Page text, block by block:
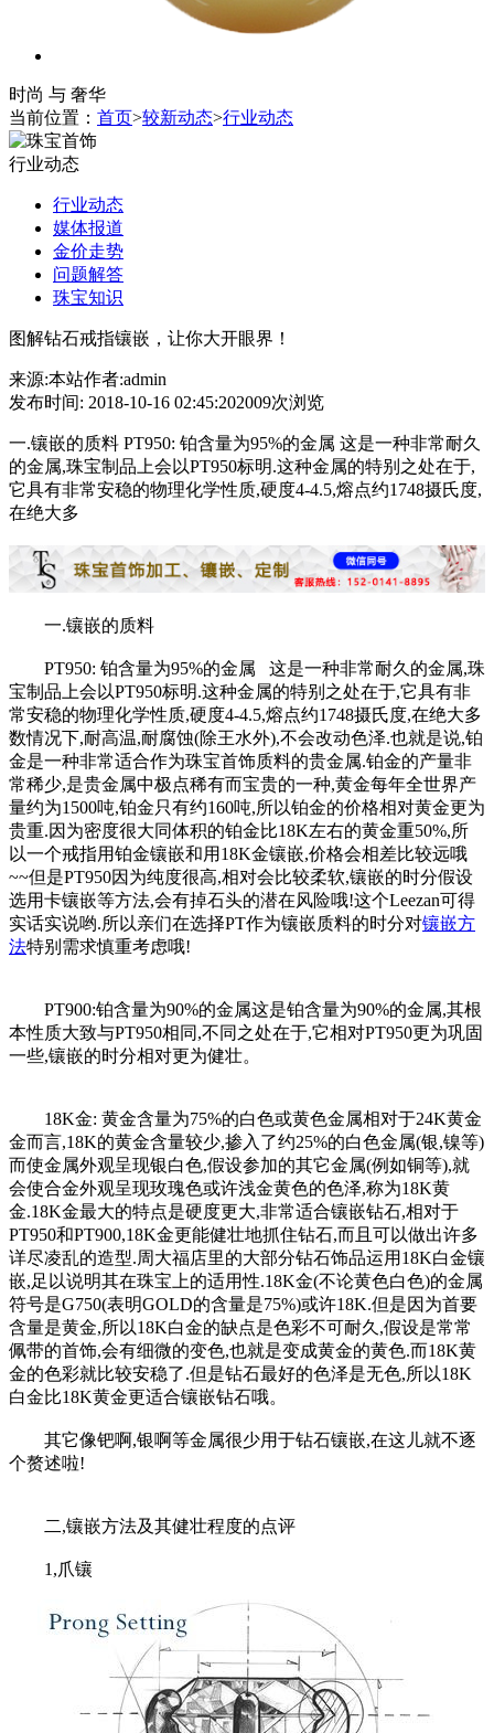
时尚 与 奢华
当前位置： 首页>较新动态>行业动态
行业动态
行业动态
媒体报道
金价走势
问题解答
珠宝知识
图解钻石戒指镶嵌，让你大开眼界！
来源:本站作者:admin
发布时间: 2018-10-16 02:45:202009次浏览
一.镶嵌的质料 PT950: 铂含量为95%的金属 这是一种非常耐久
的金属,珠宝制品上会以PT950标明.这种金属的特别之处在于,
它具有非常安稳的物理化学性质,硬度4-4.5,熔点约1748摄氏度,
在绝大多
一.镶嵌的质料
PT950: 铂含量为95%的金属 这是一种非常耐久的金属,珠
宝制品上会以PT950标明.这种金属的特别之处在于,它具有非
常安稳的物理化学性质,硬度4-4.5,熔点约1748摄氏度,在绝大多
数情况下,耐高温,耐腐蚀(除王水外),不会改动色泽.也就是说,铂
金是一种非常适合作为珠宝首饰质料的贵金属.铂金的产量非
常稀少,是贵金属中极点稀有而宝贵的一种,黄金每年全世界产
量约为1500吨,铂金只有约160吨,所以铂金的价格相对黄金更为
贵重.因为密度很大同体积的铂金比18K左右的黄金重50%,所
以一个戒指用铂金镶嵌和用18K金镶嵌,价格会相差比较远哦
~~但是PT950因为纯度很高,相对会比较柔软,镶嵌的时分假设
选用卡镶嵌等方法,会有掉石头的潜在风险哦!这个Leezan可得
实话实说哟.所以亲们在选择PT作为镶嵌质料的时分对镶嵌方
法特别需求慎重考虑哦!
PT900:铂含量为90%的金属这是铂含量为90%的金属,其根
本性质大致与PT950相同,不同之处在于,它相对PT950更为巩固
一些,镶嵌的时分相对更为健壮。
18K金: 黄金含量为75%的白色或黄色金属相对于24K黄金
金而言,18K的黄金含量较少,掺入了约25%的白色金属(银,镍等)
而使金属外观呈现银白色,假设参加的其它金属(例如铜等),就
会使合金外观呈现玫瑰色或许浅金黄色的色泽,称为18K黄
金.18K金最大的特点是硬度更大,非常适合镶嵌钻石,相对于
PT950和PT900,18K金更能健壮地抓住钻石,而且可以做出许多
详尽凌乱的造型.周大福店里的大部分钻石饰品运用18K白金镶
嵌,足以说明其在珠宝上的适用性.18K金(不论黄色白色)的金属
符号是G750(表明GOLD的含量是75%)或许18K.但是因为首要
含量是黄金,所以18K白金的缺点是色彩不可耐久,假设是常常
佩带的首饰,会有细微的变色,也就是变成黄金的黄色.而18K黄
金的色彩就比较安稳了.但是钻石最好的色泽是无色,所以18K
白金比18K黄金更适合镶嵌钻石哦。
其它像钯啊,银啊等金属很少用于钻石镶嵌,在这儿就不逐
个赘述啦!
二,镶嵌方法及其健壮程度的点评
1,爪镶